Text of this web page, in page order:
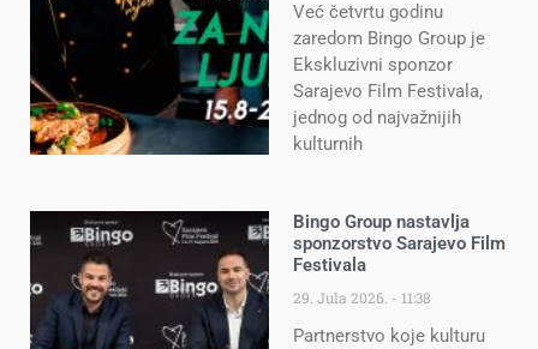
Već četvrtu godinu
zaredom Bingo Group je
Ekskluzivni sponzor
Sarajevo Film Festivala,
jednog od najvažnijih
kulturnih
Bingo Group nastavlja
sponzorstvo Sarajevo Film
Festivala
29. Jula 2026. 11:38
Partnerstvo koje kulturu